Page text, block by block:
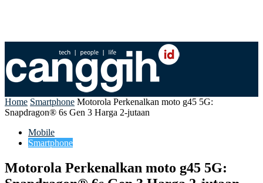
Home Smartphone Motorola Perkenalkan moto g45 5G:
Snapdragon® 6s Gen 3 Harga 2-jutaan
Mobile
Smartphone
Motorola Perkenalkan moto g45 5G: